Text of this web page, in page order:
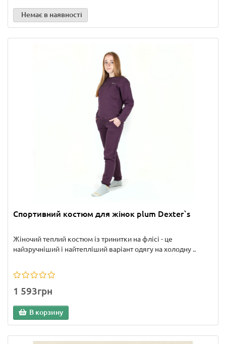
Немає в наявності
Спортивний костюм для жінок plum Dexter`s
Жіночий теплий костюм із тринитки на флісі - це
найзручніший і найтепліший варіант одягу на холодну ..
1 593грн
В корзину